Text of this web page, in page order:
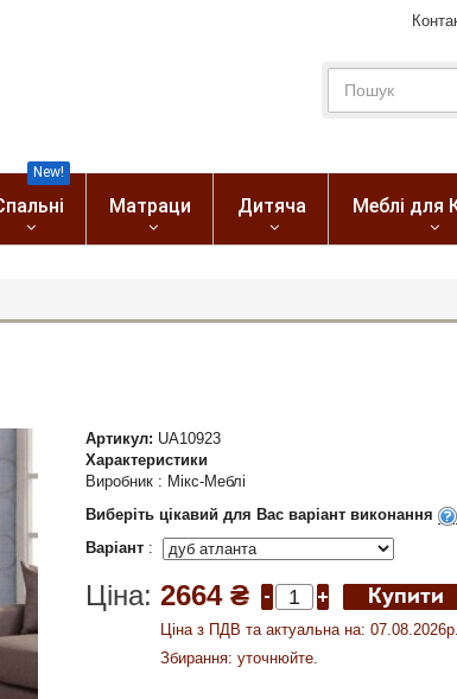
New!
Матраци Дитяча Меблі для
Артикул: UA10923
Характеристики
Виробник : Мікс-Меблі
Виберіть цікавий для Вас варіант виконання
Варіант :
Ціна: 2664 ₴
Ціна з ПДВ та актуальна на: 07.08.2026р.
Збирання: уточнюйте.